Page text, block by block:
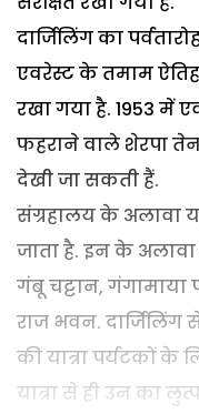
दार्जिलिंग का
एवरेस्ट के तमाम
रखा गया है. 1953 में
फहराने वाले शेरपा
देखी जा सकती हैं.
संग्रहालय के अलावा
जाता है. इन के
गंबू चट्टान, गंगामाया
राज भवन.
की यात्रा पर्यटकों
यात्रा से ही उन का